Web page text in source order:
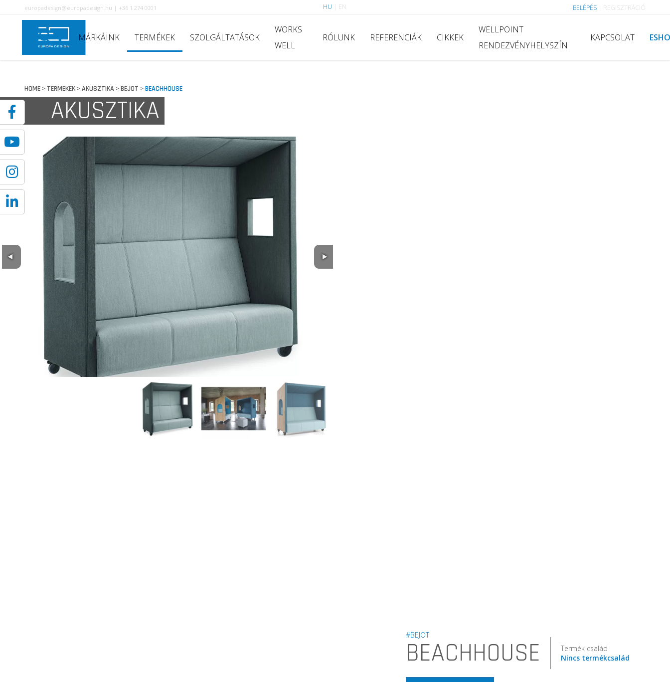
europadesign@europadesign.hu | +36 1 274 0001 HU EN BELÉPÉS REGISZTRÁCIÓ
MÁRKÁINK TERMÉKEK SZOLGÁLTATÁSOK
WORKS
WELL
RÓLUNK REFERENCIÁK CIKKEK
WELLPOINT
RENDEZVÉNYHELYSZÍN
KAPCSOLAT
HOME> TERMEKEK>AKUSZTIKA>BEJOT >BEACHHOUSE
AKUSZTIKA
#BEJOT
BEACHHOUSE
Termék család
Nincs termékcsalád